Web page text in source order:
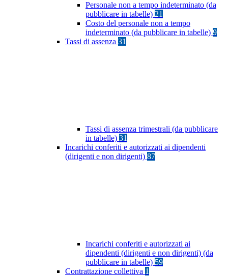
Personale non a tempo indeterminato (da
pubblicare in tabelle) 21
Costo del personale non a tempo
indeterminato (da pubblicare in tabelle) 9
Tassi di assenza 31
Tassi di assenza trimestrali (da pubblicare
in tabelle) 31
Incarichi conferiti e autorizzati ai dipendenti
(dirigenti e non dirigenti) 87
Incarichi conferiti e autorizzati ai
dipendenti (dirigenti e non dirigenti) (da
pubblicare in tabelle) 59
Contrattazione collettiva 1